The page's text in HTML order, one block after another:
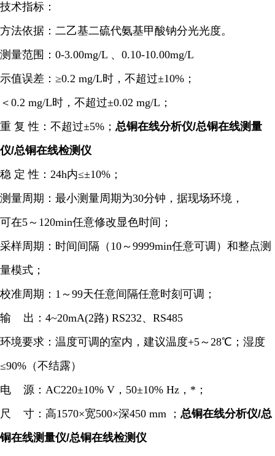
技术指标：
方法依据：二乙基二硫代氨基甲酸钠分光光度。
测量范围：0-3.00mg/L 、0.10-10.00mg/L
示值误差：≥0.2 mg/L时，不超过±10%；
＜0.2 mg/L时，不超过±0.02 mg/L；
重 复 性：不超过±5%； 总铜在线分析仪/总铜在线测量
仪/总铜在线检测仪
稳 定 性：24h内≤±10%；
测量周期：最小测量周期为30分钟，据现场环境，
可在5～120min任意修改显色时间；
采样周期：时间间隔（10～9999min任意可调）和整点测
量模式；
校准周期：1～99天任意间隔任意时刻可调；
输 出：4~20mA(2路) RS232、RS485
环境要求：温度可调的室内，建议温度+5～28℃；湿度
≤90%（不结露）
电 源：AC220±10% V，50±10% Hz，*；
尺 寸：高1570×宽500×深450 mm ； 总铜在线分析仪/总
铜在线测量仪/总铜在线检测仪